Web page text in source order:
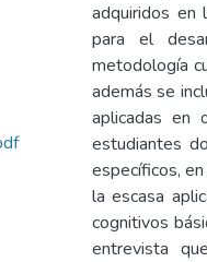
adquiridos en
para el
metodología
además se
aplicadas en
estudiantes
específicos,
la escasa
cognitivos
entrevista